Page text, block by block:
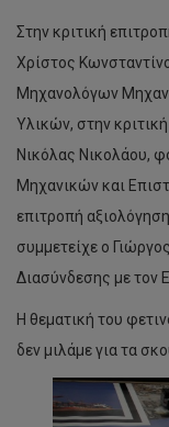
Στην κριτική
Χρίστος
Μηχανολόγων
Υλικών, στην
Νικόλας Νικολάου,
Μηχανικών και
επιτροπή
συμμετείχε ο
Διασύνδεσης με τον
Η θεματική του
δεν μιλάμε για τα